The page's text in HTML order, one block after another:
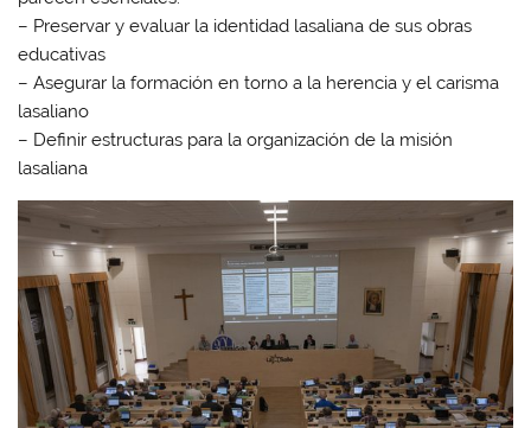
– Preservar y evaluar la identidad lasaliana de sus obras
educativas
– Asegurar la formación en torno a la herencia y el carisma
lasaliano
– Definir estructuras para la organización de la misión
lasaliana